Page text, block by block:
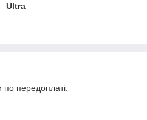
Ultra
по передоплаті.